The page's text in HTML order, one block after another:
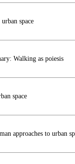
space
Walking as poiesis
space
approaches to urban